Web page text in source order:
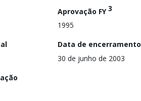
Aprovação FY3
1995
Data de encerramento
30 de junho de 2003